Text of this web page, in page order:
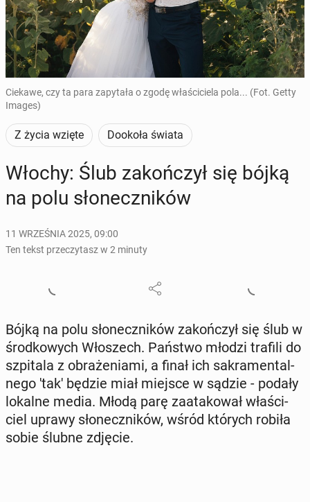
Ciekawe, czy ta para zapytała o zgodę właściciela pola... (Fot. Getty
Images)
Z życia wzięte Dookoła świata
Włochy: Ślub za­koń­czył się bójką
na polu sło­necz­ni­ków
11 WRZEŚNIA 2025, 09:00
Ten tekst przeczytasz w 2 minuty
Bójką na polu sło­necz­ni­ków za­koń­czył się ślub w
środ­ko­wych Wło­szech. Państwo młodzi trafili do
szpi­ta­la z ob­ra­że­nia­mi, a finał ich sa­kra­men­tal­
ne­go 'tak' będzie miał miejsce w sądzie - podały
lokalne media. Młodą parę za­ata­ko­wał wła­ści­
ciel uprawy sło­necz­ni­ków, wśród których robiła
sobie ślubne zdjęcie.